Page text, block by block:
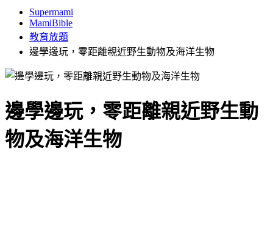
Supermami
MamiBible
教育放題
邊學邊玩，零距離親近野生動物及海洋生物
邊學邊玩，零距離親近野生動
物及海洋生物